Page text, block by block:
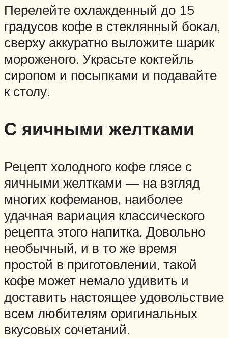
Перелейте охлажденный до 15
градусов кофе в стеклянный бокал,
сверху аккуратно выложите шарик
мороженого. Украсьте коктейль
сиропом и посыпками и подавайте
к столу.
С яичными желтками
Рецепт холодного кофе глясе с
яичными желтками — на взгляд
многих кофеманов, наиболее
удачная вариация классического
рецепта этого напитка. Довольно
необычный, и в то же время
простой в приготовлении, такой
кофе может немало удивить и
доставить настоящее удовольствие
всем любителям оригинальных
вкусовых сочетаний.